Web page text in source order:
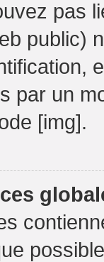
pas
public)
par un
[img].